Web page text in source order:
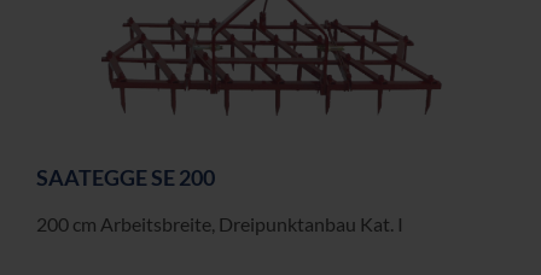
SAAT­EG­GE SE 200
200 cm Ar­beits­brei­te, Drei­punkt­an­bau Kat. I